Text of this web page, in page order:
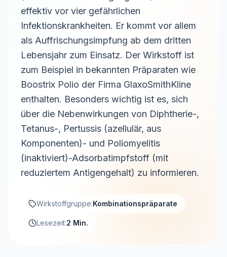
effektiv vor vier gefährlichen
Infektionskrankheiten. Er kommt vor allem
als Auffrischungsimpfung ab dem dritten
Lebensjahr zum Einsatz. Der Wirkstoff ist
zum Beispiel in bekannten Präparaten wie
Boostrix Polio der Firma GlaxoSmithKline
enthalten. Besonders wichtig ist es, sich
über die Nebenwirkungen von Diphtherie-,
Tetanus-, Pertussis (azellulär, aus
Komponenten)- und Poliomyelitis
(inaktiviert)-Adsorbatimpfstoff (mit
reduziertem Antigengehalt) zu informieren.
Wirkstoffgruppe:Kombinationspräparate
Lesezeit:2 Min.